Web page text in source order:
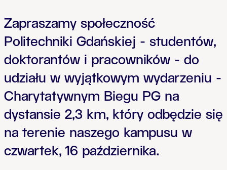
Zapraszamy społeczność
Politechniki Gdańskiej - studentów,
doktorantów i pracowników - do
udziału w wyjątkowym wydarzeniu -
Charytatywnym Biegu PG na
dystansie 2,3 km, który odbędzie się
na terenie naszego kampusu w
czwartek, 16 października.